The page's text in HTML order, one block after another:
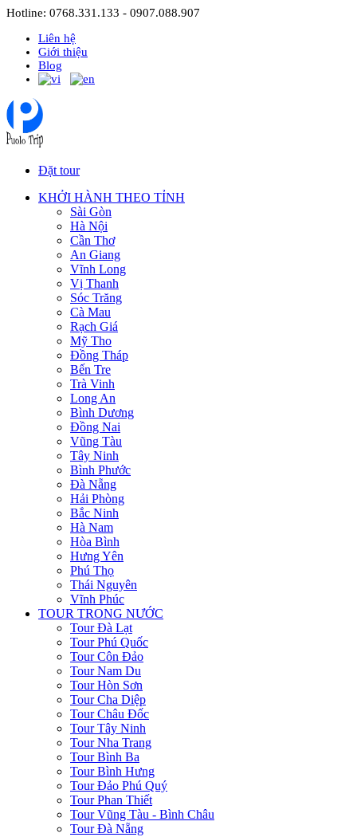
Hotline: 0768.331.133 - 0907.088.907
Liên hệ
Giới thiệu
Blog
Đặt tour
KHỞI HÀNH THEO TỈNH
Sài Gòn
Hà Nội
Cần Thơ
An Giang
Vĩnh Long
Vị Thanh
Sóc Trăng
Cà Mau
Rạch Giá
Mỹ Tho
Đồng Tháp
Bến Tre
Trà Vinh
Long An
Bình Dương
Đồng Nai
Vũng Tàu
Tây Ninh
Bình Phước
Đà Nẵng
Hải Phòng
Bắc Ninh
Hà Nam
Hòa Bình
Hưng Yên
Phú Thọ
Thái Nguyên
Vĩnh Phúc
TOUR TRONG NƯỚC
Tour Đà Lạt
Tour Phú Quốc
Tour Côn Đảo
Tour Nam Du
Tour Hòn Sơn
Tour Cha Diệp
Tour Châu Đốc
Tour Tây Ninh
Tour Nha Trang
Tour Bình Ba
Tour Bình Hưng
Tour Đảo Phú Quý
Tour Phan Thiết
Tour Vũng Tàu - Bình Châu
Tour Đà Nẵng